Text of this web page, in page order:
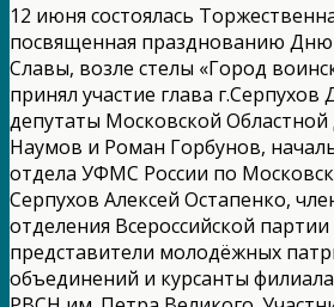
12 июня состоялась
посвященная празднованию
Славы, возле стелы «Город
принял участие глава
депутаты Московской
Наумов и Роман Горбунов,
отдела УФМС России по
Серпухов Алексей Остапенко,
отделения Всероссийской партии
представители молодёжных
объединений и курсанты